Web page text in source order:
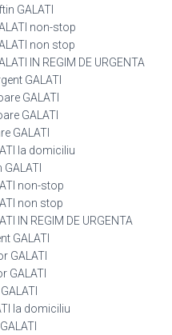
GALATI
non-stop
non stop
IN REGIM DE URGENTA
GALATI
GALATI
GALATI
GALATI
la domiciliu
non-stop
non stop
IN REGIM DE URGENTA
GALATI
GALATI
GALATI
la domiciliu